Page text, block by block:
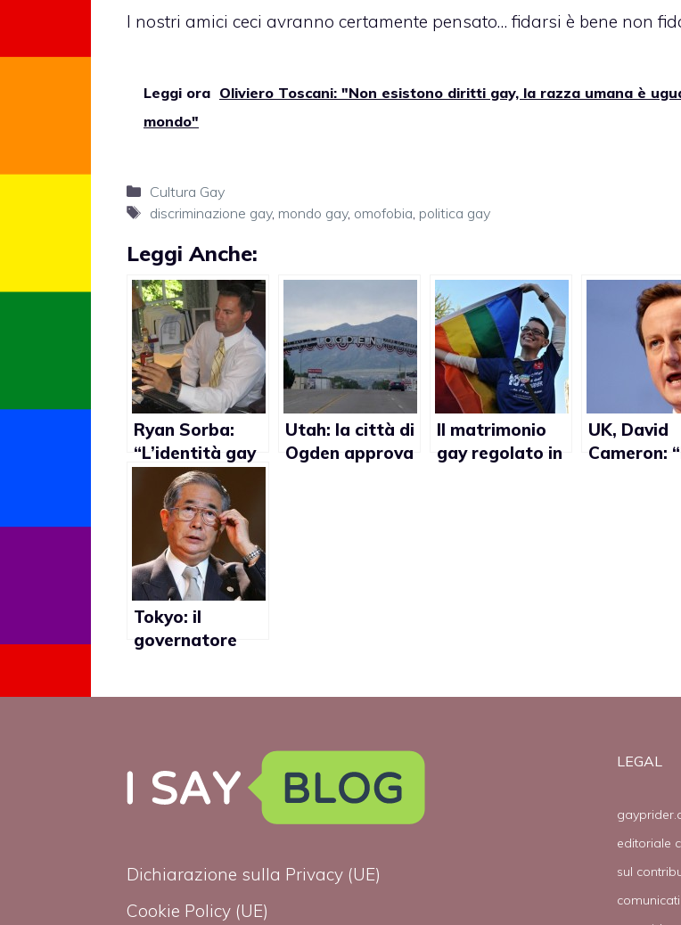
I nostri amici ceci avranno certamente pensato… fidarsi è bene non
Leggi ora Oliviero Toscani: "Non esistono diritti gay, la razza umana è
mondo"
Categorie
Cultura Gay
Tag
discriminazione gay, mondo gay, omofobia politica gay
Leggi Anche:
Ryan Sorba:
“L’identità gay
non esiste”
Utah: la città di
Ogden approva
Il matrimonio
gay regolato in
UK, David
Cameron:
Tokyo: il
governatore
Dichiarazione sulla Privacy (UE)
Cookie Policy (UE)
LEGAL
editoriale
sul